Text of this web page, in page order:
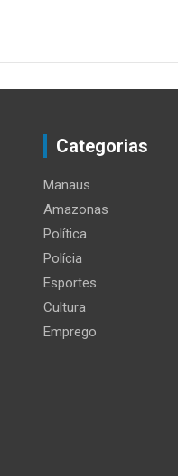
Categorias
Manaus
Amazonas
Política
Polícia
Esportes
Cultura
Emprego